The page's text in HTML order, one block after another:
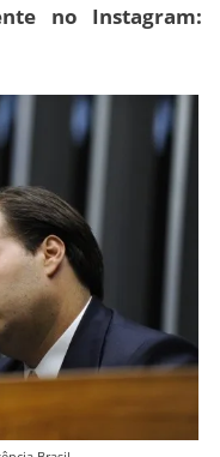
no Instagram: